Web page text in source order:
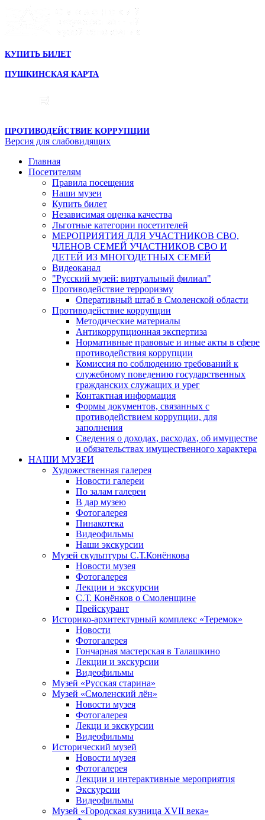
КУПИТЬ БИЛЕТ
ПУШКИНСКАЯ КАРТА
ПРОТИВОДЕЙСТВИЕ КОРРУПЦИИ
Версия для слабовидящих
Главная
Посетителям
Правила посещения
Наши музеи
Купить билет
Независимая оценка качества
Льготные категории посетителей
МЕРОПРИЯТИЯ ДЛЯ УЧАСТНИКОВ СВО,
ЧЛЕНОВ СЕМЕЙ УЧАСТНИКОВ СВО И
ДЕТЕЙ ИЗ МНОГОДЕТНЫХ СЕМЕЙ
Видеоканал
"Русский музей: виртуальный филиал"
Противодействие терроризму
Оперативный штаб в Смоленской области
Противодействие коррупции
Методические материалы
Антикоррупционная экспертиза
Нормативные правовые и иные акты в сфере
противодействия коррупции
Комиссия по соблюдению требований к
служебному поведению государственных
гражданских служащих и урег
Контактная информация
Формы документов, связанных с
противодействием коррупции, для
заполнения
Сведения о доходах, расходах, об имуществе
и обязательствах имущественного характера
НАШИ МУЗЕИ
Художественная галерея
Новости галереи
По залам галереи
В дар музею
Фотогалерея
Пинакотека
Видеофильмы
Наши экскурсии
Музей скульптуры С.Т.Конёнкова
Новости музея
Фотогалерея
Лекции и экскурсии
С.Т. Конёнков о Смоленщине
Прейскурант
Историко-архитектурный комплекс «Теремок»
Новости
Фотогалерея
Гончарная мастерская в Талашкино
Лекции и экскурсии
Видеофильмы
Музей «Русская старина»
Музей «Смоленский лён»
Новости музея
Фотогалерея
Лекци и экскурсии
Видеофильмы
Исторический музей
Новости музея
Фотогалерея
Лекции и интерактивные мероприятия
Экскурсии
Видеофильмы
Музей «Городская кузница XVII века»